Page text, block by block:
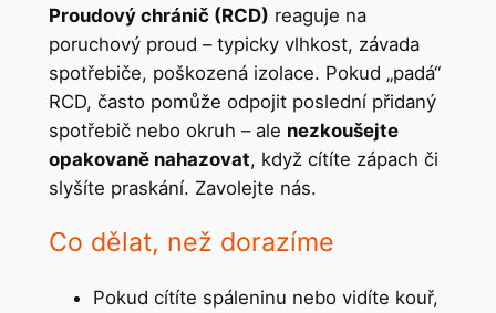
Proudový chránič (RCD) reaguje na
poruchový proud – typicky vlhkost, závada
spotřebiče, poškozená izolace. Pokud „padá“
RCD, často pomůže odpojit poslední přidaný
spotřebič nebo okruh – ale nezkoušejte
opakovaně nahazovat, když cítíte zápach či
slyšíte praskání. Zavolejte nás.
Co dělat, než dorazíme
Pokud cítíte spáleninu nebo vidíte kouř,